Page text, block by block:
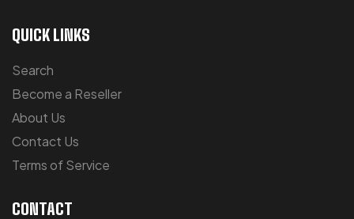
QUICK LINKS
Search
Become a Reseller
About Us
Contact Us
Terms of Service
CONTACT